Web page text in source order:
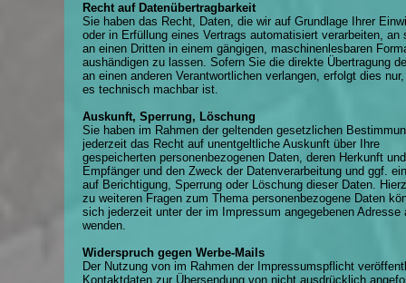
Recht auf Datenübertragbarkeit
Sie haben das Recht, Daten, die wir auf Grundlage Ihrer
oder in Erfüllung eines Vertrags automatisiert verarbeiten, an
an einen Dritten in einem gängigen, maschinenlesbaren
aushändigen zu lassen. Sofern Sie die direkte Übertragung
an einen anderen Verantwortlichen verlangen, erfolgt dies
es technisch machbar ist.
Auskunft, Sperrung, Löschung
Sie haben im Rahmen der geltenden gesetzlichen
jederzeit das Recht auf unentgeltliche Auskunft über Ihre
gespeicherten personenbezogenen Daten, deren Herkunft und
Empfänger und den Zweck der Datenverarbeitung und ggf.
auf Berichtigung, Sperrung oder Löschung dieser Daten.
zu weiteren Fragen zum Thema personenbezogene Daten
sich jederzeit unter der im Impressum angegebenen Adresse
wenden.
Widerspruch gegen Werbe-Mails
Der Nutzung von im Rahmen der Impressumspflicht
Kontaktdaten zur Übersendung von nicht ausdrücklich